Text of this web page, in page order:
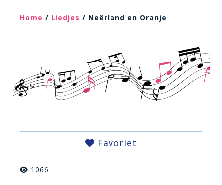
Home / Liedjes / Neêrland en Oranje
Favoriet
1066